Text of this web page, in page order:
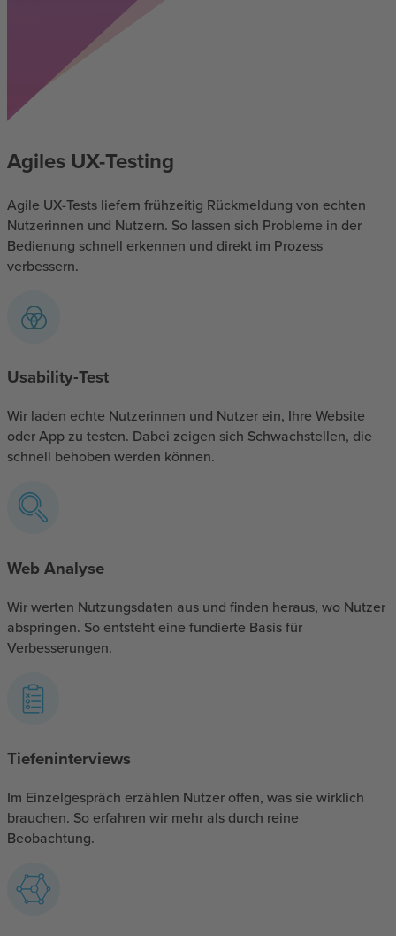
Agiles UX-Testing
Agile UX-Tests liefern frühzeitig Rückmeldung von echten
Nutzerinnen und Nutzern. So lassen sich Probleme in der
Bedienung schnell erkennen und direkt im Prozess
verbessern.
Usability-Test
Wir laden echte Nutzerinnen und Nutzer ein, Ihre Website
oder App zu testen. Dabei zeigen sich Schwachstellen, die
schnell behoben werden können.
Web Analyse
Wir werten Nutzungsdaten aus und finden heraus, wo Nutzer
abspringen. So entsteht eine fundierte Basis für
Verbesserungen.
Tiefeninterviews
Im Einzelgespräch erzählen Nutzer offen, was sie wirklich
brauchen. So erfahren wir mehr als durch reine
Beobachtung.